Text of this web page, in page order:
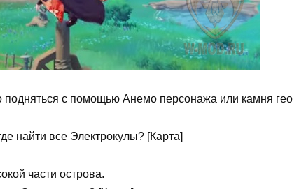
с помощью Анемо персонажа или камня гео
части острова.